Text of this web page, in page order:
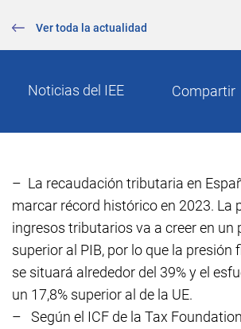
Ver toda la actualidad
Noticias del IEE Compartir
– La recaudación tributaria en
marcar récord histórico en 2023. La
ingresos tributarios va a creer en un
superior al PIB, por lo que la presión
se situará alrededor del 39% y el
un 17,8% superior al de la UE.
–
Según el ICF de la Tax